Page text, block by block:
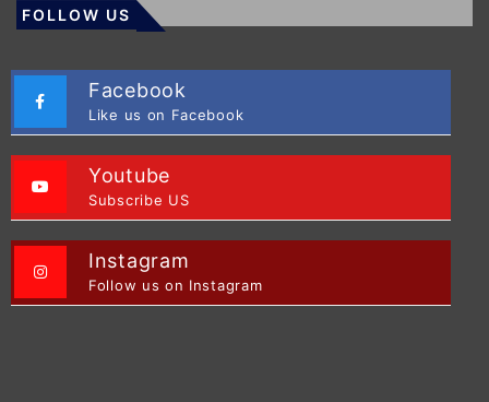
FOLLOW US
Facebook
Like us on Facebook
Youtube
Subscribe US
Instagram
Follow us on Instagram